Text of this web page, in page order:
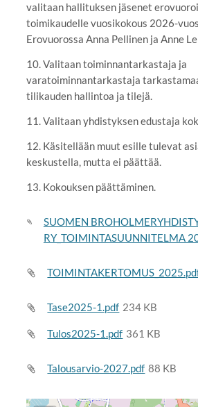
valitaan hallituksen jäsenet
toimikaudelle vuosikokous 2026-
Erovuorossa Anna Pellinen ja Anne
10. Valitaan toiminnantarkastaja ja
varatoiminnantarkastaja
tilikauden hallintoa ja tilejä.
11. Valitaan yhdistyksen edustaja
12. Käsitellään muut esille tulevat
keskustella, mutta ei päättää.
13. Kokouksen päättäminen.
SUOMEN
RY_TOIMINTASUUNNITELMA
Tase2025-1.pdf 234 KB
Tulos2025-1.pdf 361 KB
Talousarvio-2027.pdf 88 KB